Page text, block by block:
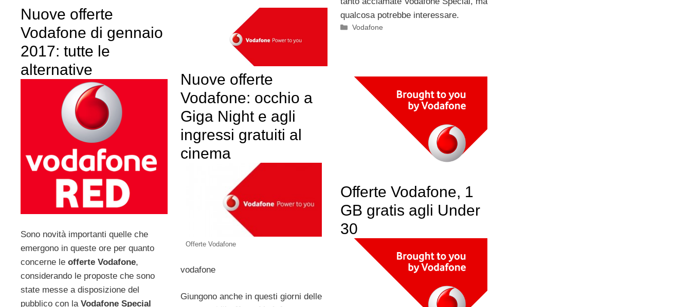
qualcosa potrebbe interessare.
Categorie
Vodafone
Nuove offerte
Vodafone di gennaio
2017: tutte le
alternative
Sono novità importanti quelle che
emergono in queste ore per quanto
concerne le offerte Vodafone,
considerando le proposte che sono
state messe a disposizione del
pubblico con la Vodafone Special
Nuove offerte
Vodafone: occhio a
Giga Night e agli
ingressi gratuiti al
cinema
Offerte Vodafone
vodafone
Giungono anche in questi giorni delle
Offerte Vodafone, 1
GB gratis agli Under
30